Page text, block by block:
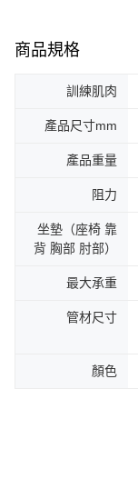
商品規格
訓練肌肉
產品尺寸mm
產品重量
阻力
坐墊（座椅 靠
背 胸部 肘部）
最大承重
管材尺寸
顏色